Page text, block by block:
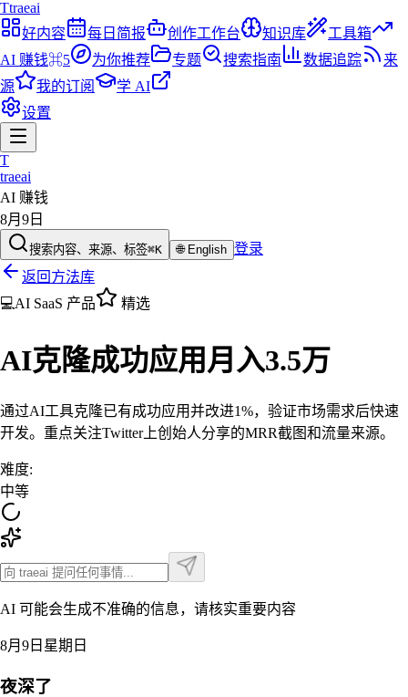
Ttraeai
好内容
每日简报 创作工作台 知识库
工具箱
AI 赚钱⌘5 为你推荐 专题 搜索指南 数据追踪
来
源
我的订阅
学 AI
设置
T
traeai
AI 赚钱
8月9日
搜索内容、来源、标签⌘K 🌐 English 登录
返回方法库
💻AI SaaS 产品 精选
AI克隆成功应用月入3.5万
通过AI工具克隆已有成功应用并改进1%，验证市场需求后快速
开发。重点关注Twitter上创始人分享的MRR截图和流量来源。
难度:
中等
AI 可能会生成不准确的信息，请核实重要内容
8月9日星期日
夜深了